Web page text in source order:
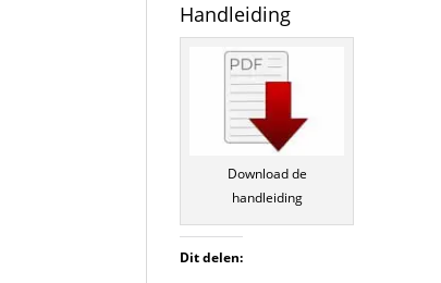
Handleiding
Download de
handleiding
Dit delen: